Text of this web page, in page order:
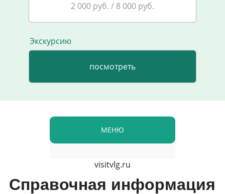
2 000 руб. / 8 000 руб.
Экскурсию
МЕНЮ
visitvlg.ru
Справочная информация